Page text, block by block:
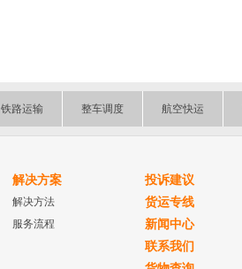
铁路运输 整车调度 航空快运
解决方案
解决方法
服务流程
投诉建议
货运专线
新闻中心
联系我们